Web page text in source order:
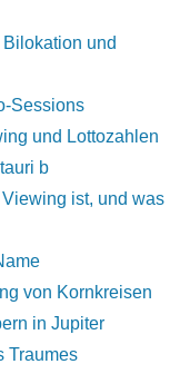
und
Sessions
und Lottozahlen
b
ist, und was
von Kornkreisen
in Jupiter
Traumes